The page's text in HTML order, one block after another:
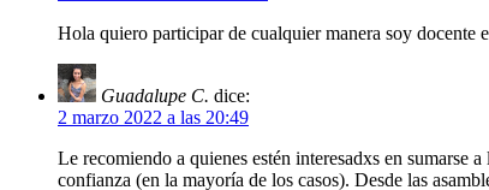
Hola quiero participar de cualquier manera soy docente
Guadalupe C. dice:
2 marzo 2022 a las 20:49
Le recomiendo a quienes estén interesadxs en sumarse
confianza (en la mayoría de los casos). Desde las